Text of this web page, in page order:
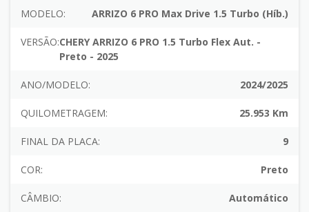
MODELO: ARRIZO 6 PRO Max Drive 1.5 Turbo (Híb.)
VERSÃO:CHERY ARRIZO 6 PRO 1.5 Turbo Flex Aut. -
Preto - 2025
ANO/MODELO: 2024/2025
QUILOMETRAGEM: 25.953 Km
FINAL DA PLACA: 9
COR: Preto
CÂMBIO: Automático